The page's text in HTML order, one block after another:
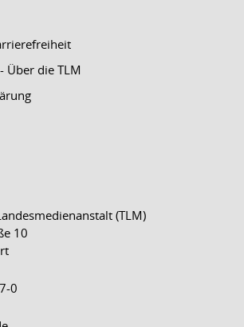
Über die TLM
(TLM)
10
0